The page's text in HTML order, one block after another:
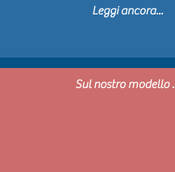
Leggi ancora...
Sul nostro modello